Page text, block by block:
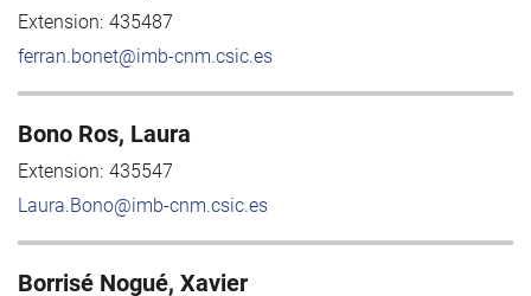
Extension: 435487
ferran.bonet@imb-cnm.csic.es
Bono Ros, Laura
Extension: 435547
Laura.Bono@imb-cnm.csic.es
Borrisé Nogué, Xavier